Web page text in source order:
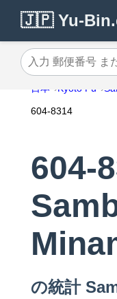
🇯🇵 Yu-
入力 郵便番号 また
日本 Kyoto Fu
604-8314
604-
の統計